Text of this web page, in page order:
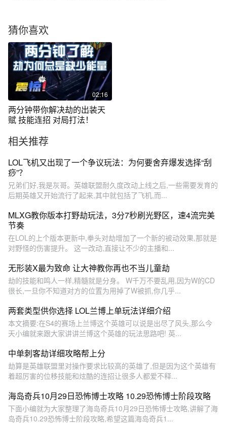
猜你喜欢
02:16
两分钟带你解决劫的出装天
赋 技能连招 对局打法！
相关推荐
LOL飞机又出现了一个争议玩法：为何要舍弃爆发选择“刮
痧”？
兄弟们好,我是灰哥。英雄联盟耐久度改动上线之后,一些需要发育的
后期英雄又开始流行了起来,其中就包括了飞机,而...
MLXG教你版本打野劫玩法，3分7秒刷光野区，速4流完美
节奏
在LOL的上个版本更新中,拳头对劫增加了一个新的被动效果,那就是
对野怪的伤害提升。 这一改动,直接让不少的主播和...
无形装X最为致命 让大神教你再也不当儿童劫
劫的技能和鸣人一样,精髓就是分身。 W千万不要乱用,因为W的CD
很长,一旦你不知道对方的位置为用掉了W被抓,你几乎...
两套类型供你选择 LOL兰博上单玩法详细介绍
本文摘要:在S4的赛场上兰博这个英雄可以说是出尽了风头,那么今
天小编就来跟大家讲讲兰博这个英雄的玩法思路吧! 英...
中单刺客劫详细攻略帮上分
劫算是英雄联盟里对操作要求比较高的英雄了,但是因为这个英雄有
着超厉害的位移技能和炫酷的连招让很多人都爱不释...
海岛奇兵10月29日恐怖博士攻略 10.29恐怖博士阶段攻略
下面小编就为大家整理了海岛奇兵10月29日恐怖博士攻略,讲解了海
岛奇兵10.29恐怖博士阶段攻略,希望这篇海岛奇兵1...